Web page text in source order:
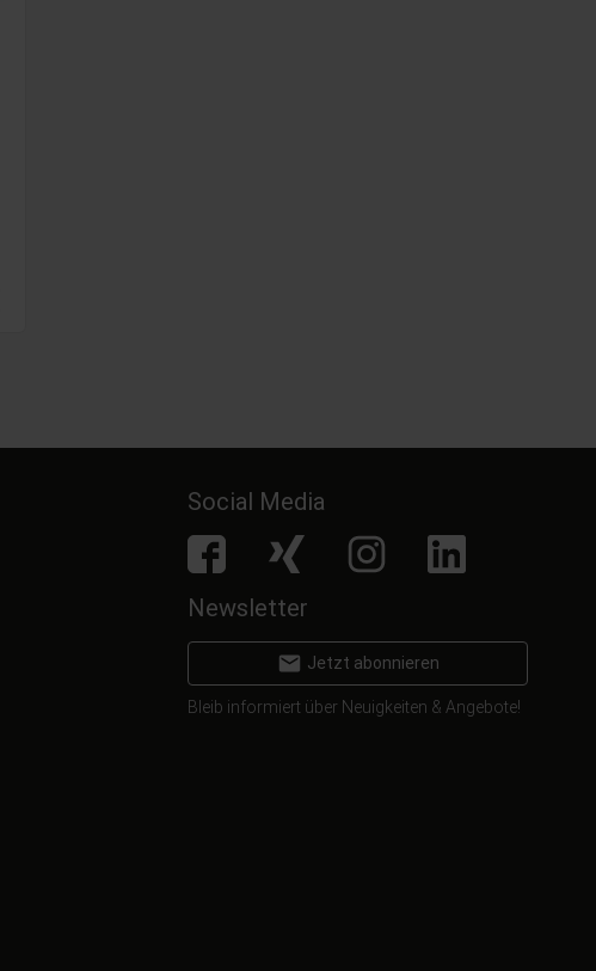
Social Media
facebook Xing Instagram LinkedIn
Newsletter
email Jetzt abonnieren
Bleib informiert über Neuigkeiten & Angebote!